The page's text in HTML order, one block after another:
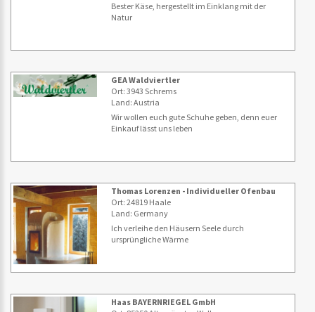
Bester Käse, hergestellt im Einklang mit der
Natur
GEA Waldviertler
Ort: 3943 Schrems
Land: Austria
Wir wollen euch gute Schuhe geben, denn euer
Einkauf lässt uns leben
Thomas Lorenzen - Individueller Ofenbau
Ort: 24819 Haale
Land: Germany
Ich verleihe den Häusern Seele durch
ursprüngliche Wärme
Haas BAYERNRIEGEL GmbH